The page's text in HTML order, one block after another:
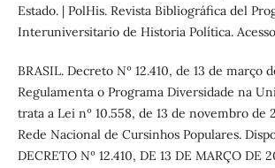
Estado. | PolHis. Revista Bibliográfica del
Interuniversitario de Historia Política.
BRASIL. Decreto Nº 12.410, de 13 de março
Regulamenta o Programa Diversidade na
trata a Lei nº 10.558, de 13 de novembro de
Rede Nacional de Cursinhos Populares.
DECRETO Nº 12.410, DE 13 DE MARÇO DE